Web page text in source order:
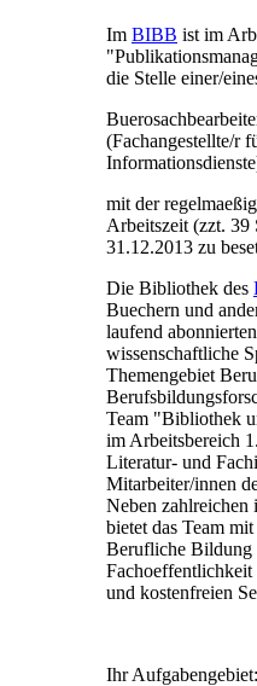
Im BIBB ist im
die Stelle einer/
(Fachangestellte/r
mit der
Arbeitszeit (zzt. 39
31.12.2013 zu
Die Bibliothek des
Buechern und
laufend
wissenschaftliche
Themengebiet
Team "Bibliothek
im Arbeitsbereich
Literatur- und
Mitarbeiter/innen
Neben zahlreichen
bietet das Team
Berufliche Bildung
und kostenfreien
Ihr Aufgabengebiet: